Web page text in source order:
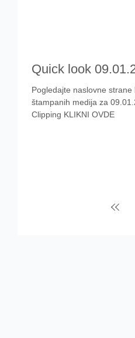
Quick look
Pogledajte naslovne
štampanih medija za
Clipping KLIKNI OVDE